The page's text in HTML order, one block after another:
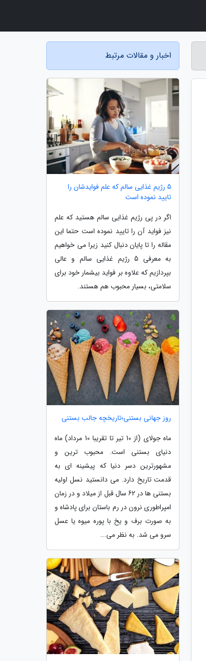
اخبار و مقالات مرتبط
5 رژیم غذایی سالم که علم فوایدشان را
تایید نموده است
اگر در پی رژیم غذایی سالم هستید که علم
نیز فواید آن را تایید نموده است حتما این
مقاله را تا پایان دنبال کنید زیرا می خواهیم
به معرفی 5 رژیم غذایی سالم و عالی
بپردازیم که علاوه بر فواید بیشمار خود برای
سلامتی، بسیار محبوب هم هستند.
روز جهانی بستنی؛تاریخچه جالب بستنی
ماه جولای (از 10 تیر تا تقریبا 10 مرداد) ماه
دنیای بستنی است. محبوب ترین و
مشهورترین دسر دنیا که پیشینه ای به
قدمت تاریخ دارد. می دانستید نسل اولیه
بستنی ها در 62 سال قبل از میلاد و در زمان
امپراطوری نرون در رم باستان برای پادشاه و
به صورت برف و یخ با پوره میوه یا عسل
سرو می شد. به نظر می...